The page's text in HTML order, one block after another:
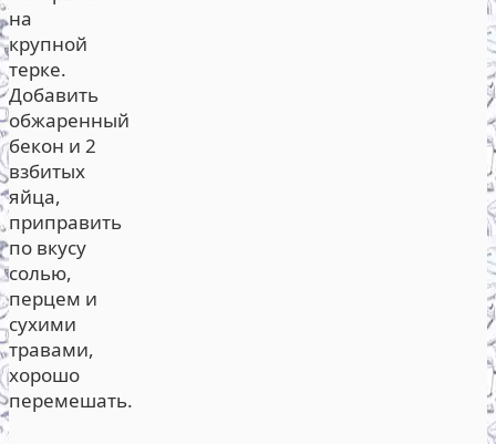
на
крупной
терке.
Добавить
обжаренный
бекон и 2
взбитых
яйца,
приправить
по вкусу
солью,
перцем и
сухими
травами,
хорошо
перемешать.